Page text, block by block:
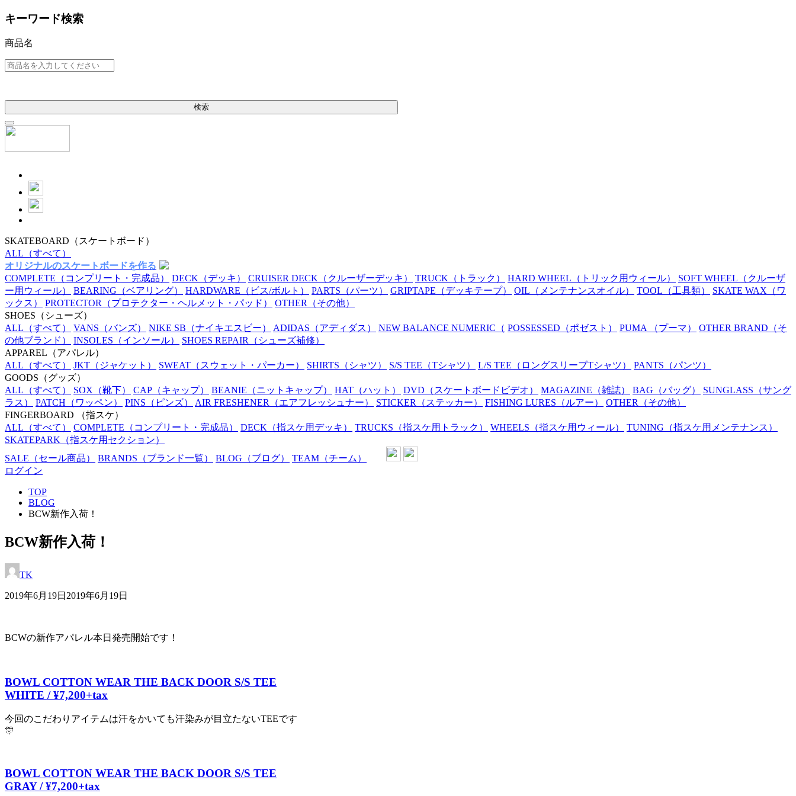
キーワード検索
商品名
検索
SKATEBOARD （スケートボード）
ALL （すべて）
オリジナルのスケートボードを作る
COMPLETE （コンプリート・完成品） DECK （デッキ） CRUISER DECK （クルーザーデッキ） TRUCK （トラック） HARD WHEEL （トリック用ウィール） SOFT WHEEL （クルーザ
ー用ウィール）
BEARING （ベアリング） HARDWARE （ビス/ボルト） PARTS （パーツ） GRIPTAPE （デッキテープ） OIL （メンテナンスオイル） TOOL （工具類） SKATE WAX （ワ
ックス）
PROTECTOR （プロテクター・ヘルメット・パッド） OTHER （その他）
SHOES （シューズ）
ALL （すべて） VANS （バンズ） NIKE SB （ナイキエスビー） ADIDAS （アディダス） NEW BALANCE NUMERIC （ POSSESSED （ポゼスト） PUMA （プーマ） OTHER BRAND （そ
の他ブランド）
INSOLES （インソール） SHOES REPAIR （シューズ補修）
APPAREL （アパレル）
ALL （すべて） JKT （ジャケット） SWEAT （スウェット・パーカー） SHIRTS （シャツ） S/S TEE （Tシャツ） L/S TEE （ロングスリーブTシャツ） PANTS （パンツ）
GOODS （グッズ）
ALL （すべて） SOX （靴下） CAP （キャップ） BEANIE （ニットキャップ） HAT （ハット） DVD （スケートボードビデオ） MAGAZINE （雑誌） BAG （バッグ） SUNGLASS （サング
ラス）
PATCH （ワッペン） PINS （ピンズ） AIR FRESHENER （エアフレッシュナー） STICKER （ステッカー） FISHING LURES （ルアー） OTHER （その他）
FINGERBOARD
（指スケ）
ALL （すべて） COMPLETE （コンプリート・完成品） DECK （指スケ用デッキ） TRUCKS （指スケ用トラック） WHEELS （指スケ用ウィール） TUNING （指スケ用メンテナンス）
SKATEPARK （指スケ用セクション）
SALE （セール商品） BRANDS （ブランド一覧） BLOG （ブログ） TEAM （チーム）
ログイン
TOP
BLOG
BCW新作入荷！
BCW新作入荷！
TK
2019年6月19日 2019年6月19日
BCWの新作アパレル本日発売開始です！
BOWL COTTON WEAR THE BACK DOOR S/S TEE
WHITE / ¥7,200+tax
今回のこだわりアイテムは汗をかいても汗染みが目立たないTEEです
🎊
BOWL COTTON WEAR THE BACK DOOR S/S TEE
GRAY / ¥7,200+tax